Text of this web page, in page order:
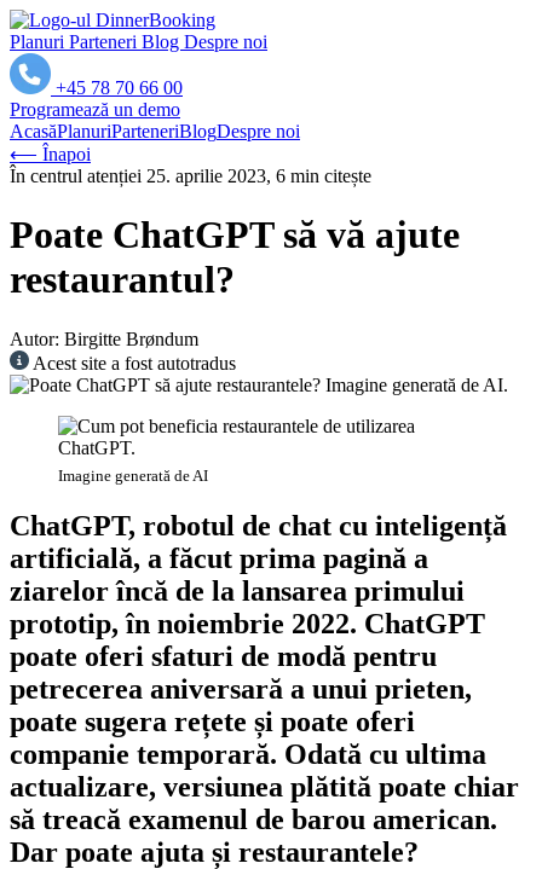
Planuri Parteneri Blog Despre noi
+45 78 70 66 00
Programează un demo
AcasăPlanuriParteneriBlogDespre noi
⟵ Înapoi
În centrul atenției 25. aprilie 2023, 6 min citește
Poate ChatGPT să vă ajute
restaurantul?
Autor: Birgitte Brøndum
Acest site a fost autotradus
Imagine generată de AI
ChatGPT, robotul de chat cu inteligență
artificială, a făcut prima pagină a
ziarelor încă de la lansarea primului
prototip, în noiembrie 2022. ChatGPT
poate oferi sfaturi de modă pentru
petrecerea aniversară a unui prieten,
poate sugera rețete și poate oferi
companie temporară. Odată cu ultima
actualizare, versiunea plătită poate chiar
să treacă examenul de barou american.
Dar poate ajuta și restaurantele?